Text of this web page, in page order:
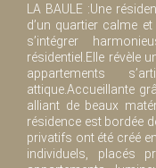
LA BAULE :Une
d’un quartier calme
s’intégrer
résidentiel.Elle révèle
appartements
attique.Accueillante
alliant de beaux
résidence est bordée
privatifs ont été créé
individuels, placés